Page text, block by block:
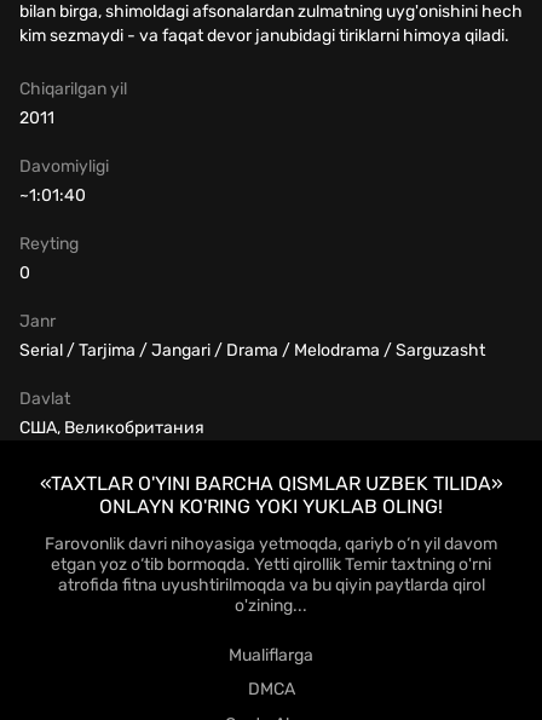
bilan birga, shimoldagi afsonalardan zulmatning uyg'onishini hech
kim sezmaydi - va faqat devor janubidagi tiriklarni himoya qiladi.
Chiqarilgan yil
2011
Janr
Serial / Tarjima / Jangari / Drama / Melodrama / Sarguzasht
Davomiyligi
~1:01:40
Davlat
США, Великобритания
Reyting
0
«TAXTLAR O'YINI BARCHA QISMLAR UZBEK TILIDA»
ONLAYN KO'RING YOKI YUKLAB OLING!
Farovonlik davri nihoyasiga yetmoqda, qariyb o‘n yil davom
etgan yoz o‘tib bormoqda. Yetti qirollik Temir taxtning o'rni
atrofida fitna uyushtirilmoqda va bu qiyin paytlarda qirol
o'zining...
Mualiflarga
DMCA